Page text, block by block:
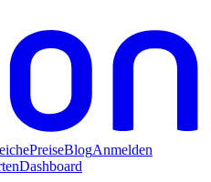
PreiseBlogAnmelden
Dashboard